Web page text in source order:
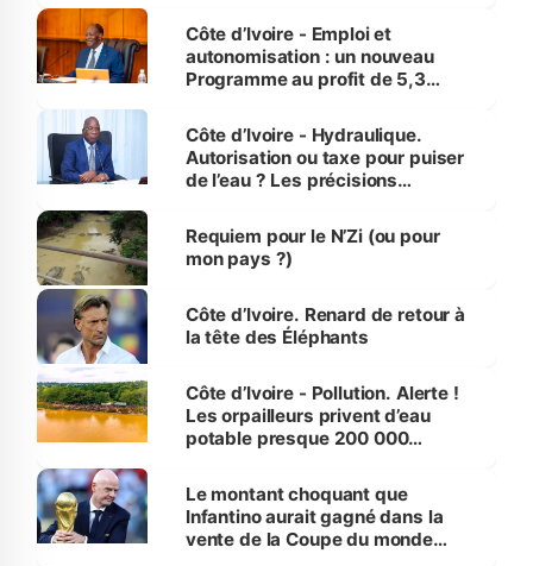
et Yamoussoukro
Côte d’Ivoire - Emploi et
autonomisation : un nouveau
Programme au profit de 5,3
Côte d’Ivoire - Hydraulique.
Autorisation ou taxe pour puiser
de l’eau ? Les précisions
Requiem pour le N’Zi (ou pour
mon pays ?)
Côte d’Ivoire. Renard de retour à
la tête des Éléphants
Côte d’Ivoire - Pollution. Alerte !
Les orpailleurs privent d’eau
potable presque 200 000
Le montant choquant que
Infantino aurait gagné dans la
vente de la Coupe du monde